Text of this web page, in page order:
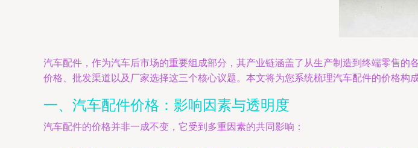
汽车配件，作为汽车后市场的重要组成部分，其产业链涵盖了从生产制造到终端零售
价格、批发渠道以及厂家选择这三个核心议题。本文将为您系统梳理汽车配件的价格构
一、汽车配件价格：影响因素与透明度
汽车配件的价格并非一成不变，它受到多重因素的共同影响：